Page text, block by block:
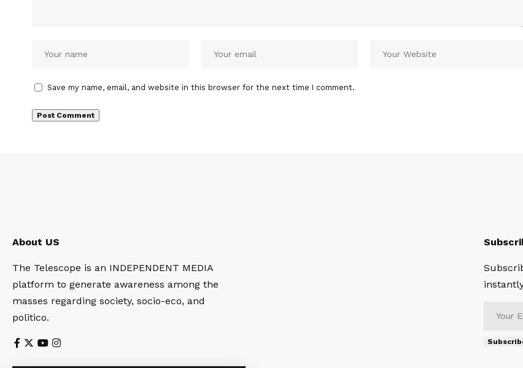
Save my name, email, and website in this browser for the next time I comment.
About US
The Telescope is an INDEPENDENT MEDIA
platform to generate awareness among the
masses regarding society, socio-eco, and
politico.